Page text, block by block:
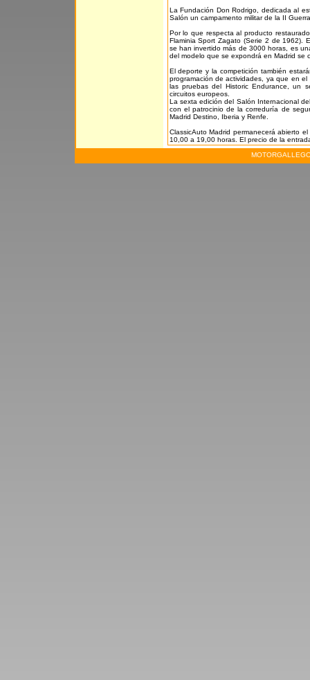
La Fundación Don Rodrigo, dedicada al
Salón un campamento militar de la II
Por lo que respecta al producto
Flaminia Sport Zagato (Serie 2 de 1962).
se han invertido más de 3000 horas, es
del modelo que se expondrá en Madrid se
El deporte y la competición también
programación de actividades, ya que en
las pruebas del Historic Endurance, un
circuitos europeos.
La sexta edición del Salón Internacional
con el patrocinio de la correduría de
Madrid Destino, Iberia y Renfe.
ClassicAuto Madrid permanecerá abierto
10,00 a 19,00 horas. El precio de la